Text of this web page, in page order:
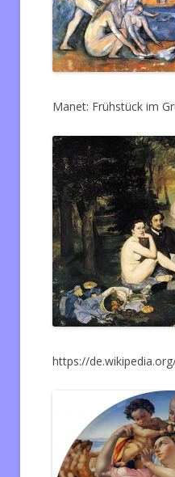
Manet: Frühstück im
https://